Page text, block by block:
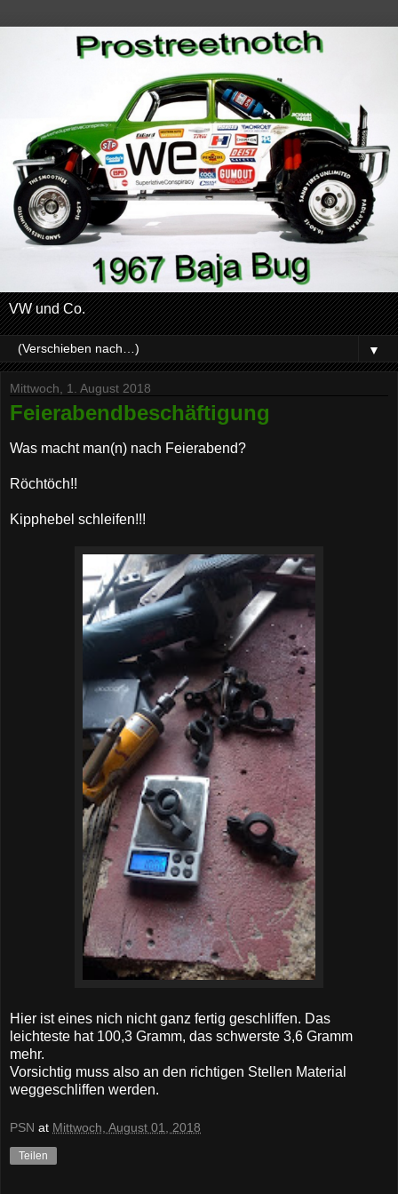
VW und Co.
▼
Mittwoch, 1. August 2018
Feierabendbeschäftigung
Was macht man(n) nach Feierabend?
Röchtöch!!
Kipphebel schleifen!!!
Hier ist eines nich nicht ganz fertig geschliffen. Das
leichteste hat 100,3 Gramm, das schwerste 3,6 Gramm
mehr.
Vorsichtig muss also an den richtigen Stellen Material
weggeschliffen werden.
PSN at Mittwoch, August 01, 2018
Teilen